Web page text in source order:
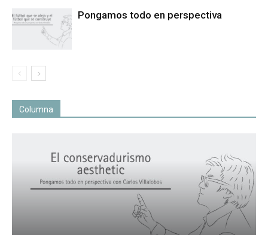
Pongamos todo en perspectiva
Columna